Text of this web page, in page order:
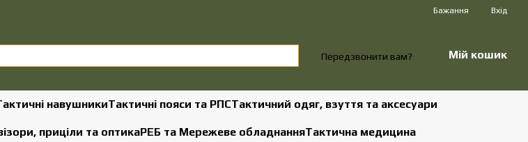
Бажання Вхід
Передзвонити вам? Мій кошик
навушникиТактичні пояси та РПСТактичний одяг, взуття та аксесуари
приціли та оптикаРЕБ та Мережеве обладнанняТактична медицина